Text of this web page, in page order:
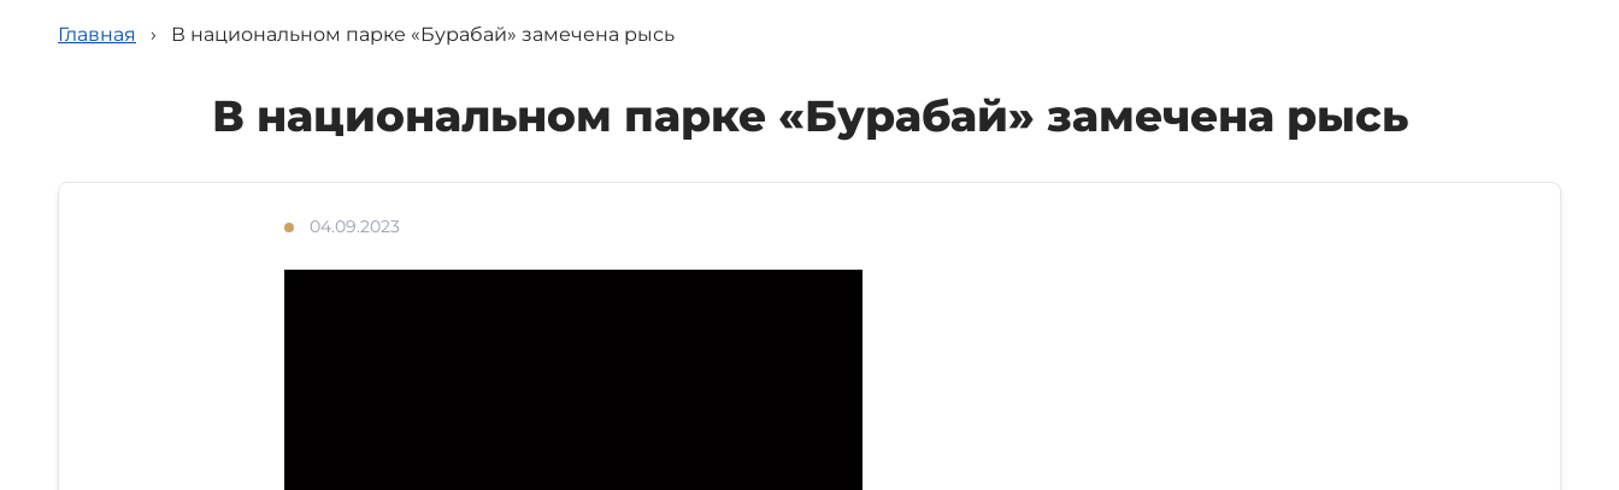
Главная › В национальном парке «Бурабай» замечена рысь
В национальном парке «Бурабай» замечена рысь
04.09.2023